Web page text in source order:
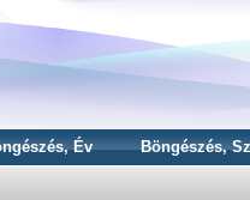
Év Böngészés,